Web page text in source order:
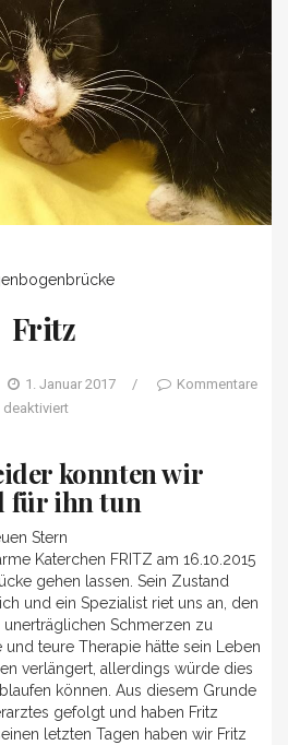
Fritz
1. Januar 2017 /
Kommentare
deaktiviert
konnten wir
für ihn tun
Stern
Katerchen FRITZ am 16.10.2015
gehen lassen. Sein Zustand
und ein Spezialist riet uns an, den
Schmerzen zu
und teure Therapie hätte sein Leben
verlängert, allerdings würde dies
können. Aus diesem Grunde
gefolgt und haben Fritz
letzten Tagen haben wir Fritz